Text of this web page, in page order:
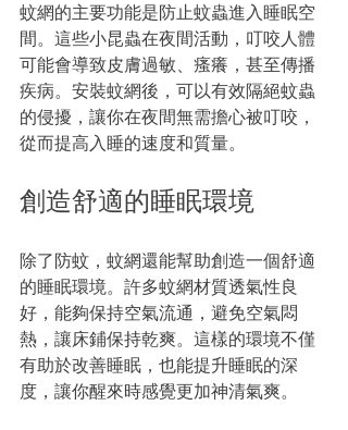
蚊網的主要功能是防止蚊蟲進入睡眠空
間。這些小昆蟲在夜間活動，叮咬人體
可能會導致皮膚過敏、瘙癢，甚至傳播
疾病。安裝蚊網後，可以有效隔絕蚊蟲
的侵擾，讓你在夜間無需擔心被叮咬，
從而提高入睡的速度和質量。
創造舒適的睡眠環境
除了防蚊，蚊網還能幫助創造一個舒適
的睡眠環境。許多蚊網材質透氣性良
好，能夠保持空氣流通，避免空氣悶
熱，讓床鋪保持乾爽。這樣的環境不僅
有助於改善睡眠，也能提升睡眠的深
度，讓你醒來時感覺更加神清氣爽。